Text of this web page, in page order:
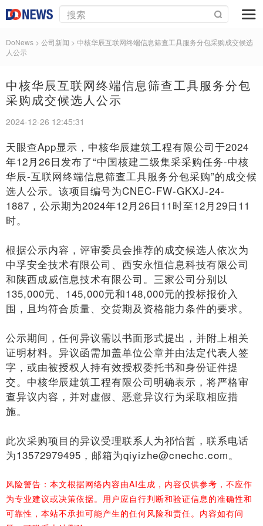
DoNews > 公司新闻 > 中核华辰互联网终端信息筛查工具服务分包采购成交候选
人公示
中核华辰互联网终端信息筛查工具服务分包
采购成交候选人公示
2024-12-26 12:45:31
天眼查App显示，中核华辰建筑工程有限公司于2024
年12月26日发布了“中国核建二级集采采购任务-中核
华辰-互联网终端信息筛查工具服务分包采购”的成交候
选人公示。该项目编号为CNEC-FW-GKXJ-24-
1887，公示期为2024年12月26日11时至12月29日11
时。
根据公示内容，评审委员会推荐的成交候选人依次为
中孚安全技术有限公司、西安永恒信息科技有限公司
和陕西成威信息技术有限公司。三家公司分别以
135,000元、145,000元和148,000元的投标报价入
围，且均符合质量、交货期及资格能力条件的要求。
公示期间，任何异议需以书面形式提出，并附上相关
证明材料。异议函需加盖单位公章并由法定代表人签
字，或由被授权人持有效授权委托书和身份证件提
交。中核华辰建筑工程有限公司明确表示，将严格审
查异议内容，并对虚假、恶意异议行为采取相应措
施。
此次采购项目的异议受理联系人为祁怡哲，联系电话
为13572979495，邮箱为qiyizhe@cnechc.com。
风险警告：本文根据网络内容由AI生成，内容仅供参考，不应作
为专业建议或决策依据。用户应自行判断和验证信息的准确性和
可靠性，本站不承担可能产生的任何风险和责任。内容如有问